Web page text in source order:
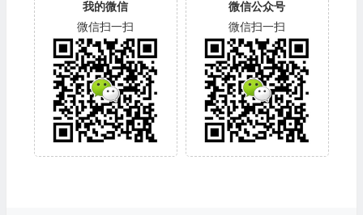
我的微信
微信扫一扫
微信公众号
微信扫一扫